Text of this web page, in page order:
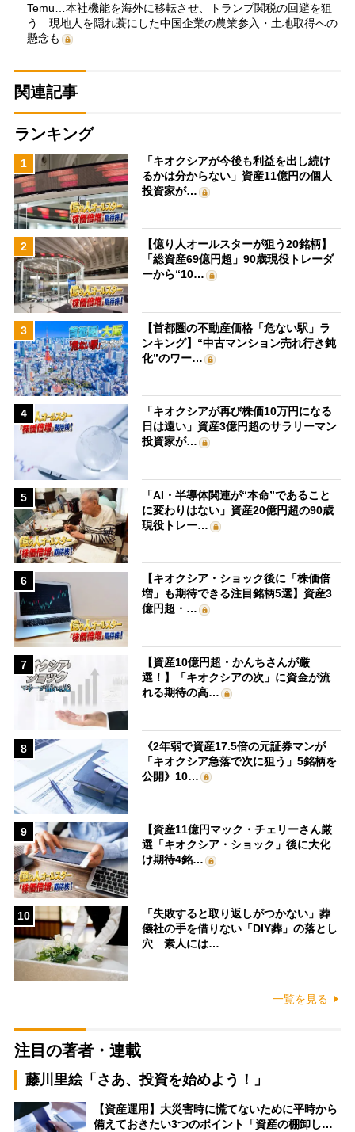
Temu…本社機能を海外に移転させ、トランプ関税の回避を狙
う 現地人を隠れ蓑にした中国企業の農業参入・土地取得への
懸念も
関連記事
ランキング
1
「キオクシアが今後も利益を出し続け
るかは分からない」資産11億円の個人
投資家が…
2
【億り人オールスターが狙う20銘柄】
「総資産69億円超」90歳現役トレーダ
ーから“10…
3
【首都圏の不動産価格「危ない駅」ラ
ンキング】“中古マンション売れ行き鈍
化”のワー…
4
「キオクシアが再び株価10万円になる
日は遠い」資産3億円超のサラリーマン
投資家が…
5
「AI・半導体関連が“本命”であること
に変わりはない」資産20億円超の90歳
現役トレー…
6
【キオクシア・ショック後に「株価倍
増」も期待できる注目銘柄5選】資産3
億円超・…
7
【資産10億円超・かんちさんが厳
選！】「キオクシアの次」に資金が流
れる期待の高…
8
《2年弱で資産17.5倍の元証券マンが
「キオクシア急落で次に狙う」5銘柄を
公開》10…
9
【資産11億円マック・チェリーさん厳
選「キオクシア・ショック」後に大化
け期待4銘…
10
「失敗すると取り返しがつかない」葬
儀社の手を借りない「DIY葬」の落とし
穴 素人には…
一覧を見る
注目の著者・連載
藤川里絵「さあ、投資を始めよう！」
【資産運用】大災害時に慌てないために平時から
備えておきたい3つのポイント「資産の棚卸し…